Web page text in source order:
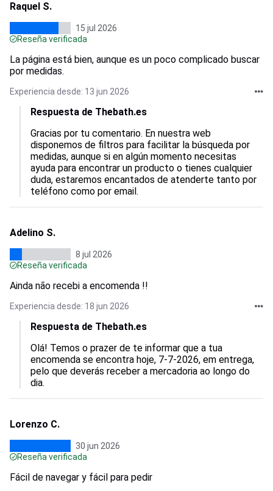
Raquel S.
15 jul 2026
Reseña verificada
La página está bien, aunque es un poco complicado buscar
por medidas.
Experiencia desde: 13 jun 2026
Respuesta de Thebath.es
Gracias por tu comentario. En nuestra web
disponemos de filtros para facilitar la búsqueda por
medidas, aunque si en algún momento necesitas
ayuda para encontrar un producto o tienes cualquier
duda, estaremos encantados de atenderte tanto por
teléfono como por email.
Adelino S.
8 jul 2026
Reseña verificada
Ainda não recebi a encomenda !!
Experiencia desde: 18 jun 2026
Respuesta de Thebath.es
Olá! Temos o prazer de te informar que a tua
encomenda se encontra hoje, 7-7-2026, em entrega,
pelo que deverás receber a mercadoria ao longo do
dia.
Lorenzo C.
30 jun 2026
Reseña verificada
Fácil de navegar y fácil para pedir